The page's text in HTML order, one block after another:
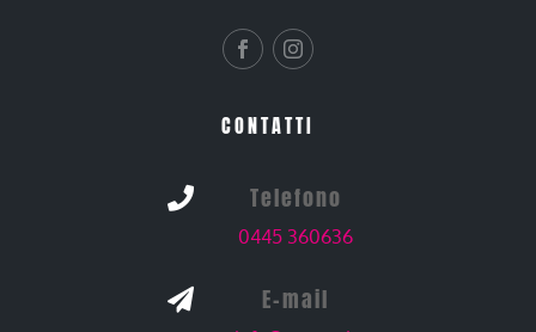
CONTATTI
 Telefono
0445 360636
 E-mail